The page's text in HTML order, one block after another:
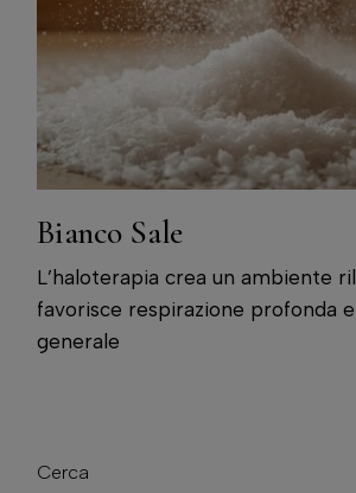
Bianco Sale
L’haloterapia crea un ambiente
favorisce respirazione profonda
generale